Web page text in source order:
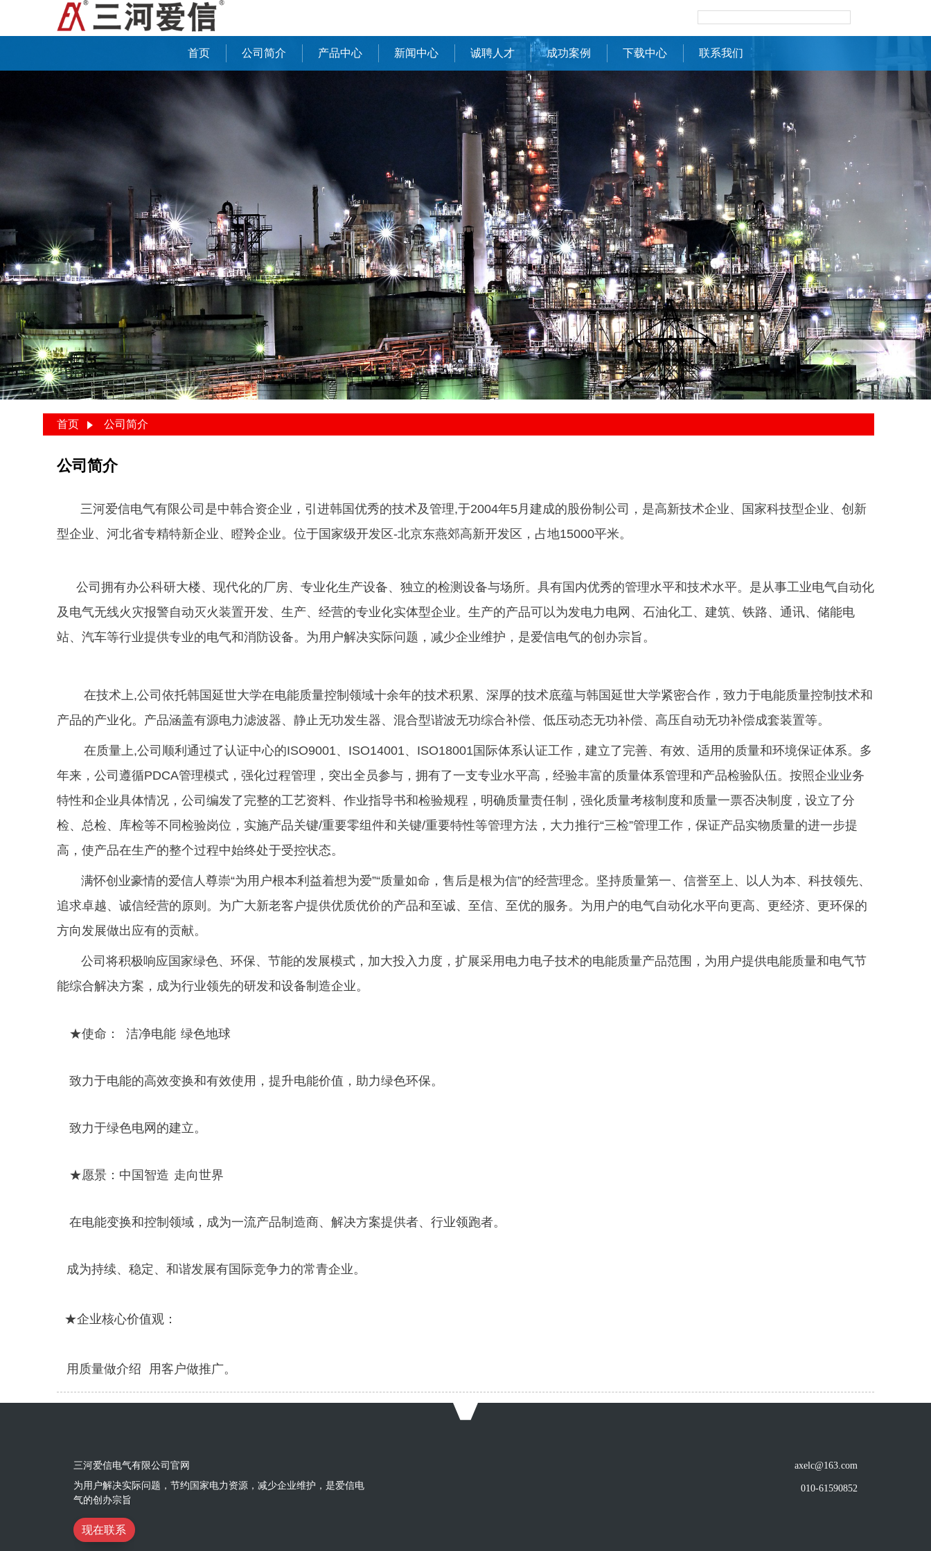
首页 公司简介 产品中心 新闻中心 诚聘人才 成功案例 下载中心 联系我们
首页 公司简介
公司简介
三河爱信电气有限公司是中韩合资企业，引进韩国优秀的技术及管理,于2004年5月建成的股份制公司，是高新技术企业、国家科技型企业、创新
型企业、河北省专精特新企业、瞪羚企业。位于国家级开发区-北京东燕郊高新开发区，占地15000平米。
公司拥有办公科研大楼、现代化的厂房、专业化生产设备、独立的检测设备与场所。具有国内优秀的管理水平和技术水平。是从事工业电气自动化
及电气无线火灾报警自动灭火装置开发、生产、经营的专业化实体型企业。生产的产品可以为发电力电网、石油化工、建筑、铁路、通讯、储能电
站、汽车等行业提供专业的电气和消防设备。为用户解决实际问题，减少企业维护，是爱信电气的创办宗旨。
在技术上,公司依托韩国延世大学在电能质量控制领域十余年的技术积累、深厚的技术底蕴与韩国延世大学紧密合作，致力于电能质量控制技术和
产品的产业化。产品涵盖有源电力滤波器、静止无功发生器、混合型谐波无功综合补偿、低压动态无功补偿、高压自动无功补偿成套装置等。
在质量上,公司顺利通过了认证中心的ISO9001、ISO14001、ISO18001国际体系认证工作，建立了完善、有效、适用的质量和环境保证体系。多
年来，公司遵循PDCA管理模式，强化过程管理，突出全员参与，拥有了一支专业水平高，经验丰富的质量体系管理和产品检验队伍。按照企业业务
特性和企业具体情况，公司编发了完整的工艺资料、作业指导书和检验规程，明确质量责任制，强化质量考核制度和质量一票否决制度，设立了分
检、总检、库检等不同检验岗位，实施产品关键/重要零组件和关键/重要特性等管理方法，大力推行“三检”管理工作，保证产品实物质量的进一步提
高，使产品在生产的整个过程中始终处于受控状态。
满怀创业豪情的爱信人尊崇“为用户根本利益着想为爱”“质量如命，售后是根为信”的经营理念。坚持质量第一、信誉至上、以人为本、科技领先、
追求卓越、诚信经营的原则。为广大新老客户提供优质优价的产品和至诚、至信、至优的服务。为用户的电气自动化水平向更高、更经济、更环保的
方向发展做出应有的贡献。
公司将积极响应国家绿色、环保、节能的发展模式，加大投入力度，扩展采用电力电子技术的电能质量产品范围，为用户提供电能质量和电气节
能综合解决方案，成为行业领先的研发和设备制造企业。
★使命： 洁净电能 绿色地球
致力于电能的高效变换和有效使用，提升电能价值，助力绿色环保。
致力于绿色电网的建立。
★愿景：中国智造 走向世界
在电能变换和控制领域，成为一流产品制造商、解决方案提供者、行业领跑者。
成为持续、稳定、和谐发展有国际竞争力的常青企业。
★企业核心价值观：
用质量做介绍 用客户做推广。
三河爱信电气有限公司官网
为用户解决实际问题，节约国家电力资源，减少企业维护，是爱信电
气的创办宗旨
现在联系
axelc@163.com
010-61590852